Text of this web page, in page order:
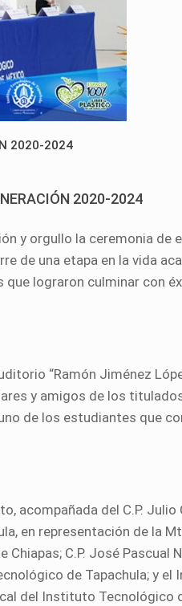
2020-2024
2020-2024
y orgullo la ceremonia de
de una etapa en la vida
lograron culminar con
“Ramón Jiménez
y amigos de los
de los estudiantes que
acompañada del C.P. Julio
en representación de la
C.P. José Pascual
de Tapachula; y el
del Instituto Tecnológico